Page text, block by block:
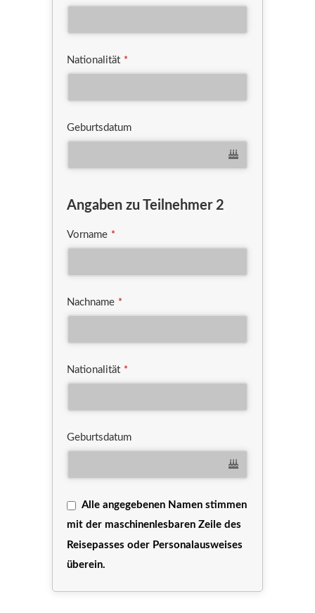
Nationalität *
Geburtsdatum
Angaben zu Teilnehmer 2
Vorname *
Nachname *
Nationalität *
Geburtsdatum
Alle angegebenen Namen stimmen
mit der maschinenlesbaren Zeile des
Reisepasses oder Personalausweises
überein.